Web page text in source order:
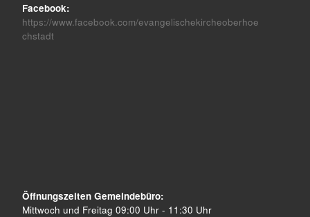
Facebook:
https://www.facebook.com/evangelischekircheoberhoe
chstadt
Öffnungszeiten Gemeindebüro:
Mittwoch und Freitag 09:00 Uhr - 11:30 Uhr